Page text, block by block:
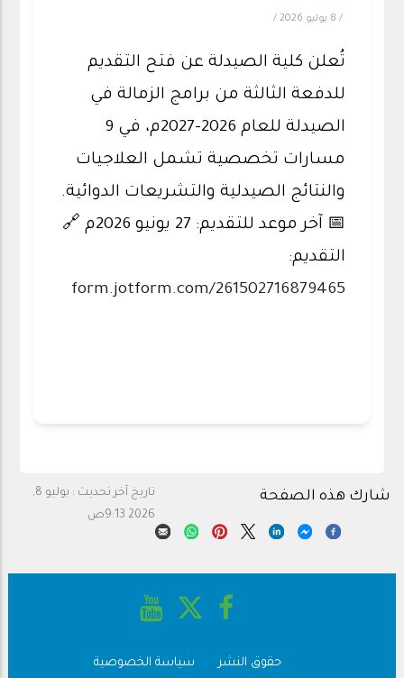
/ 8 يوليو 2026 /
تُعلن كلية الصيدلة عن فتح التقديم
للدفعة الثالثة من برامج الزمالة في
الصيدلة للعام 2026–2027م، في 9
مسارات تخصصية تشمل العلاجيات
والنتائج الصيدلية والتشريعات الدوائية.
📅 آخر موعد للتقديم: 27 يونيو 2026م 🔗
التقديم:
form.jotform.com/261502716879465
تاريخ آخر تحديث :
يوليو 8,
2026 9:13ص
شارك هذه الصفحة
حقوق النشر سياسة الخصوصية